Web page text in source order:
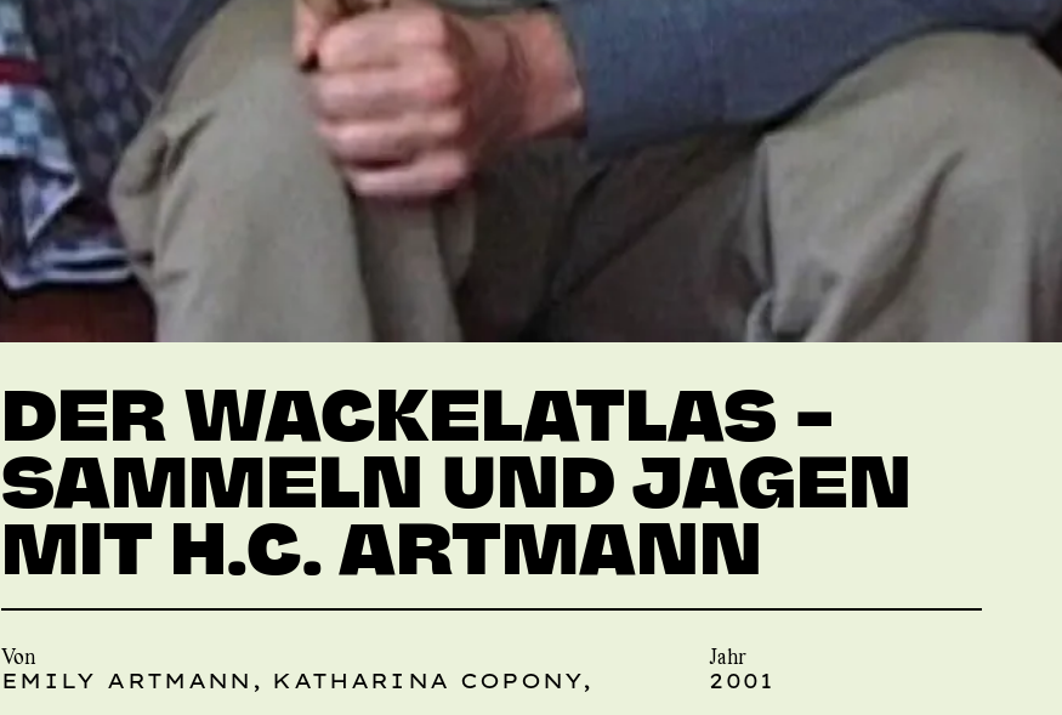
DER WACKELATLAS –
SAMMELN UND JAGEN
MIT H.C. ARTMANN
Von
EMILY ARTMANN, KATHARINA COPONY,
Jahr
2001